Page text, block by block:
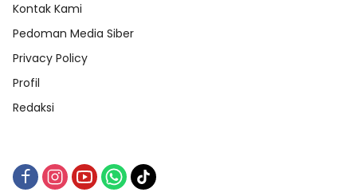
Kontak Kami
Pedoman Media Siber
Privacy Policy
Profil
Redaksi